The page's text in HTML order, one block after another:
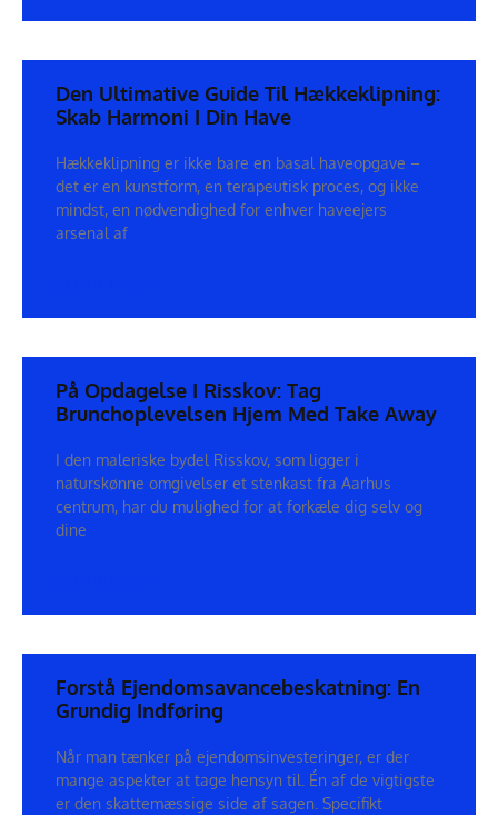
Den Ultimative Guide Til Hækkeklipning:
Skab Harmoni I Din Have
Hækkeklipning er ikke bare en basal haveopgave –
det er en kunstform, en terapeutisk proces, og ikke
mindst, en nødvendighed for enhver haveejers
arsenal af
På Opdagelse I Risskov: Tag
Brunchoplevelsen Hjem Med Take Away
I den maleriske bydel Risskov, som ligger i
naturskønne omgivelser et stenkast fra Aarhus
centrum, har du mulighed for at forkæle dig selv og
dine
Forstå Ejendomsavancebeskatning: En
Grundig Indføring
Når man tænker på ejendomsinvesteringer, er der
mange aspekter at tage hensyn til. Én af de vigtigste
er den skattemæssige side af sagen. Specifikt